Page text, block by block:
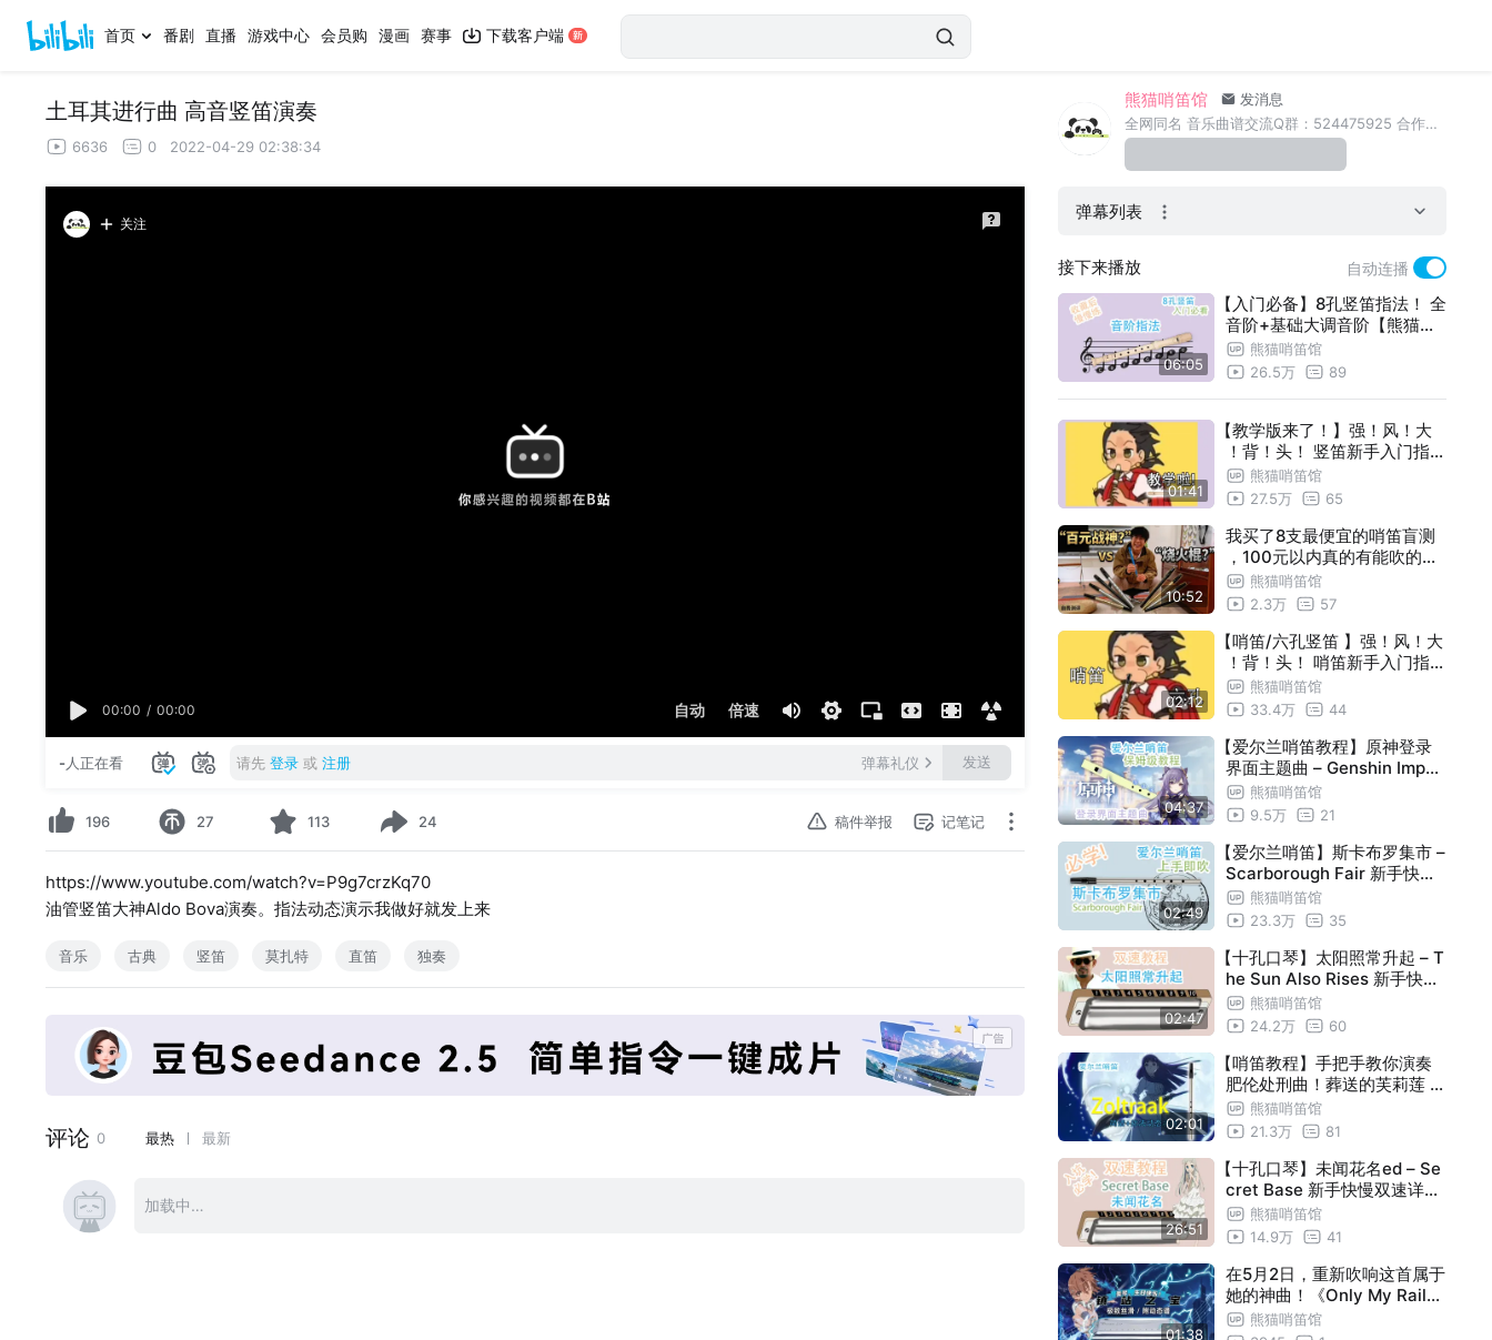
首页 番剧 直播 游戏中心 会员购 漫画 赛事 下载客户端
土耳其进行曲 高音竖笛演奏
6636 0 2022-04-29 02:38:34
关注
00:00 / 00:00 自动 倍速
-人正在看 请先 登录 或 注册 弹幕礼仪 发送
196 27 113 24 稿件举报 记笔记
https://www.youtube.com/watch?v=P9g7crzKq70
油管竖笛大神Aldo Bova演奏。指法动态演示我做好就发上来
音乐 古典 竖笛 莫扎特 直笛 独奏
熊猫哨笛馆
发消息
全网同名 音乐曲谱交流Q群：524475925 合作请注明来意：xingui@126.com 另外我还有个分身在@追蝴蝶的文浩
弹幕列表
接下来播放 自动连播
06:05
【入门必备】8孔竖笛指法！ 全
音阶+基础大调音阶【熊猫教
程】熊猫哨笛馆
26.5万
89
01:41
【教学版来了！】强！风！大
！背！头！ 竖笛新手入门指法
详解动态谱教程【熊猫教程】
熊猫哨笛馆
27.5万
65
10:52
我买了8支最便宜的哨笛盲测
，100元以内真的有能吹的吗
？ 熊猫哨笛馆
2.3万
57
02:12
【哨笛/六孔竖笛 】强！风！大
！背！头！ 哨笛新手入门指法
详解动态谱教程【熊猫教程】
熊猫哨笛馆
33.4万
44
04:37
【爱尔兰哨笛教程】原神登录
界面主题曲 – Genshin Impac
t Main Theme 新手快慢双速
指法详解教程【熊猫教程】
熊猫哨笛馆
9.5万
21
02:49
【爱尔兰哨笛】斯卡布罗集市 –
Scarborough Fair 新手快慢
双速指法详解教程【熊猫教程
】
熊猫哨笛馆
23.3万
35
02:47
【十孔口琴】太阳照常升起 – T
he Sun Also Rises 新手快慢
双速详解教程【熊猫教程】
熊猫哨笛馆
24.2万
60
02:01
【哨笛教程】手把手教你演奏
肥伦处刑曲！葬送的芙莉莲 Z
oltraak Evan Call 哨笛新手
入门指法详解动态谱教程【熊
熊猫哨笛馆
21.3万
81
26:51
【十孔口琴】未闻花名ed – Se
cret Base 新手快慢双速详解
教程【熊猫教程】
熊猫哨笛馆
14.9万
41
01:38
在5月2日，重新吹响这首属于
她的神曲！《Only My Railgu
n》庆生版（附呼吸详解）
熊猫哨笛馆